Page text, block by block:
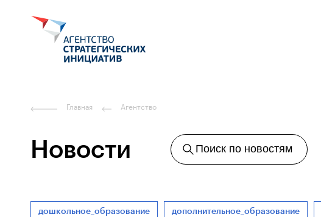
Главная Агентство
Новости Поиск по новостям
дошкольное_образование дополнительное_образование